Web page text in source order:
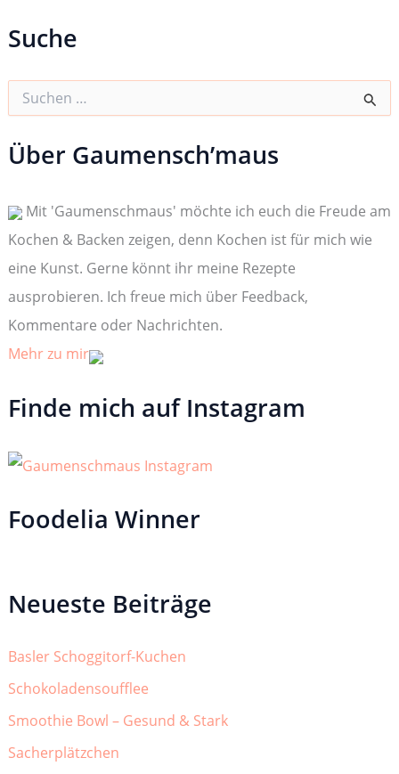
Suche
h
e
a
h
:
Über Gaumensch’maus
Mit 'Gaumenschmaus' möchte ich euch die Freude am
Kochen & Backen zeigen, denn Kochen ist für mich wie
eine Kunst. Gerne könnt ihr meine Rezepte
ausprobieren. Ich freue mich über Feedback,
Kommentare oder Nachrichten.
Mehr zu mir
Finde mich auf Instagram
Foodelia Winner
Neueste Beiträge
Basler Schoggitorf-Kuchen
Schokoladensoufflee
Smoothie Bowl – Gesund & Stark
Sacherplätzchen